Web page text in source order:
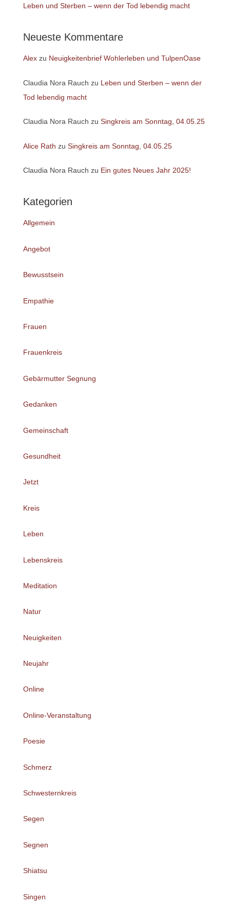
Leben und Sterben – wenn der Tod lebendig macht
Neueste Kommentare
Alexzu Neuigkeitenbrief Wohlerleben und TulpenOase
Claudia Nora Rauch zu Leben und Sterben – wenn der
Tod lebendig macht
Claudia Nora Rauch zu Singkreis am Sonntag, 04.05.25
Alice Rath zu Singkreis am Sonntag, 04.05.25
Claudia Nora Rauch zu Ein gutes Neues Jahr 2025!
Kategorien
Allgemein
Angebot
Bewusstsein
Empathie
Frauen
Frauenkreis
Gebärmutter Segnung
Gedanken
Gemeinschaft
Gesundheit
Jetzt
Kreis
Leben
Lebenskreis
Meditation
Natur
Neuigkeiten
Neujahr
Online
Online-Veranstaltung
Poesie
Schmerz
Schwesternkreis
Segen
Segnen
Shiatsu
Singen